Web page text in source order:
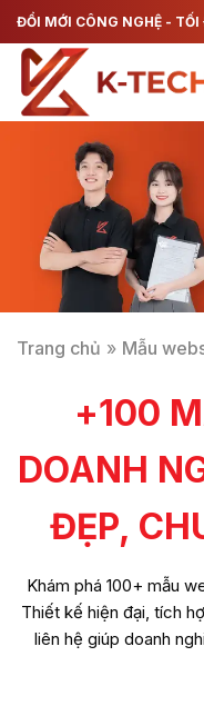
Chuyển
đến
dung
ĐỔI MỚI CÔNG NGHỆ - TỐI
Trang chủ » Mẫu
+100
DOANH
ĐẸP,
Khám phá 100+ mẫu
Thiết kế hiện đại, tích
liên hệ giúp doanh